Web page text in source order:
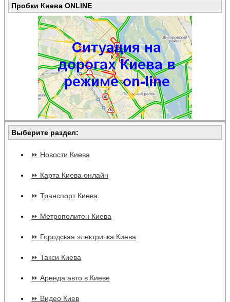
Пробки Киева ONLINE
Выберите раздел:
⏩ Новости Киева
⏩ Карта Киева онлайн
⏩ Транспорт Киева
⏩ Метрополитен Киева
⏩ Городская электричка Киева
⏩ Такси Киева
⏩ Аренда авто в Киеве
⏩ Видео Киев